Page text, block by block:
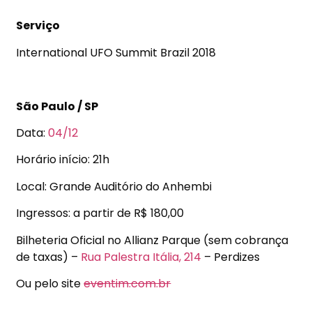
Serviço
International UFO Summit Brazil 2018
São Paulo / SP
Data:04/12
Horário início: 21h
Local: Grande Auditório do Anhembi
Ingressos: a partir de R$ 180,00
Bilheteria Oficial no Allianz Parque (sem cobrança
de taxas) – Rua Palestra Itália, 214 – Perdizes
Ou pelo siteeventim.com.br